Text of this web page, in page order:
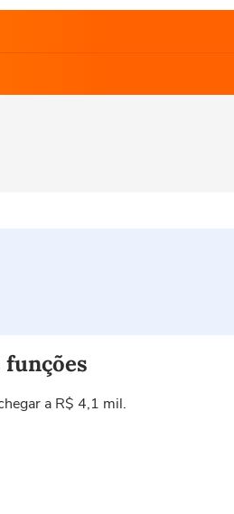
funções
a R$ 4,1 mil.